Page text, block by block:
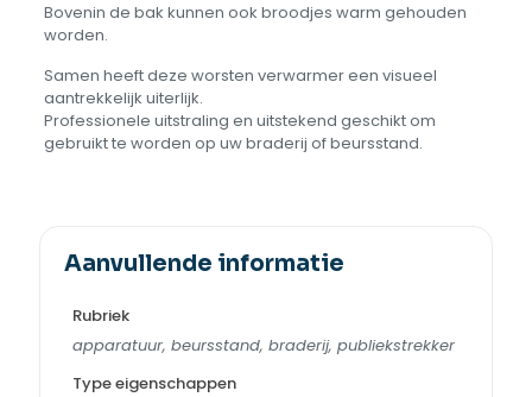
Bovenin de bak kunnen ook broodjes warm gehouden
worden.
Samen heeft deze worsten verwarmer een visueel
aantrekkelijk uiterlijk.
Professionele uitstraling en uitstekend geschikt om
gebruikt te worden op uw braderij of beursstand.
Aanvullende informatie
Rubriek
apparatuur, beursstand, braderij, publiekstrekker
Type eigenschappen